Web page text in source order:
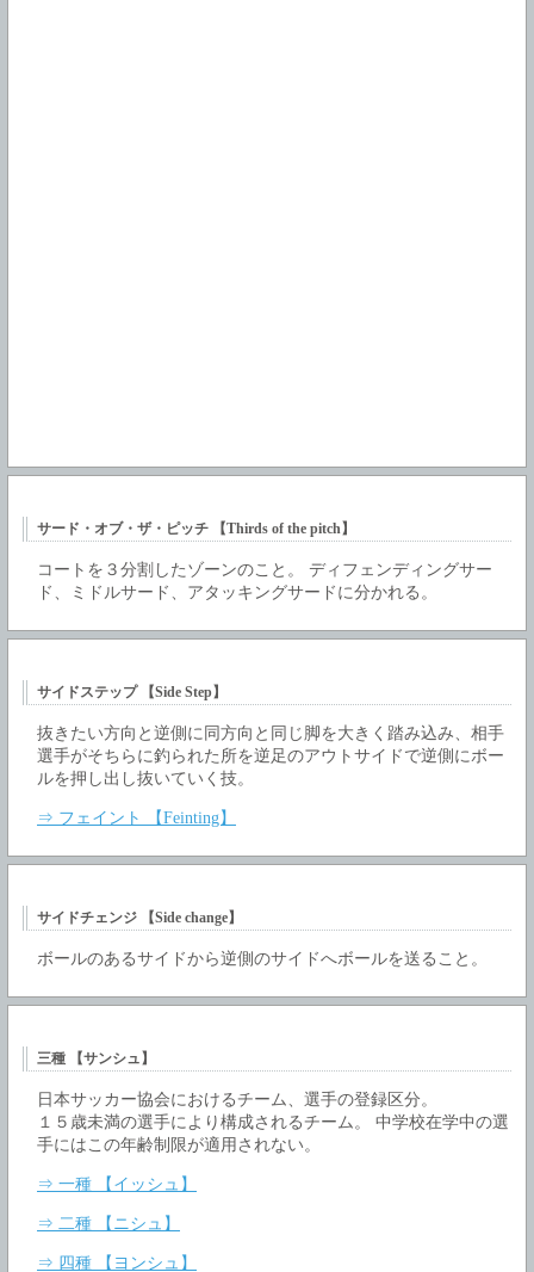
サード・オブ・ザ・ピッチ 【Thirds of the pitch】
コートを３分割したゾーンのこと。 ディフェンディングサー
ド、ミドルサード、アタッキングサードに分かれる。
サイドステップ 【Side Step】
抜きたい方向と逆側に同方向と同じ脚を大きく踏み込み、相手
選手がそちらに釣られた所を逆足のアウトサイドで逆側にボー
ルを押し出し抜いていく技。
⇒ フェイント 【Feinting】
サイドチェンジ 【Side change】
ボールのあるサイドから逆側のサイドへボールを送ること。
三種 【サンシュ】
日本サッカー協会におけるチーム、選手の登録区分。
１５歳未満の選手により構成されるチーム。 中学校在学中の選
手にはこの年齢制限が適用されない。
⇒ 一種 【イッシュ】
⇒ 二種 【ニシュ】
⇒ 四種 【ヨンシュ】